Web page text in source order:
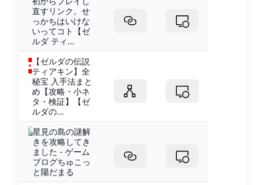
直すリンク。せ
っかちはいけな
いってコト【ゼ
ルダ ティ...
【ゼルダの伝説
ティアキン】全
秘宝 入手法まと
め【攻略・小ネ
タ・検証】【ゼ
ルダの...
星見の島の謎解
きを攻略してき
ました - ゲーム
ブログちゅこっ
と陽だまる